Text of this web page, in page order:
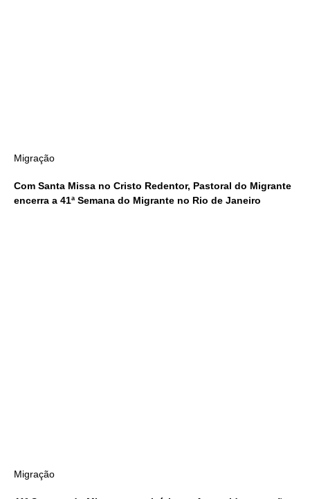
Migração
Com Santa Missa no Cristo Redentor, Pastoral do Migrante
encerra a 41ª Semana do Migrante no Rio de Janeiro
Migração